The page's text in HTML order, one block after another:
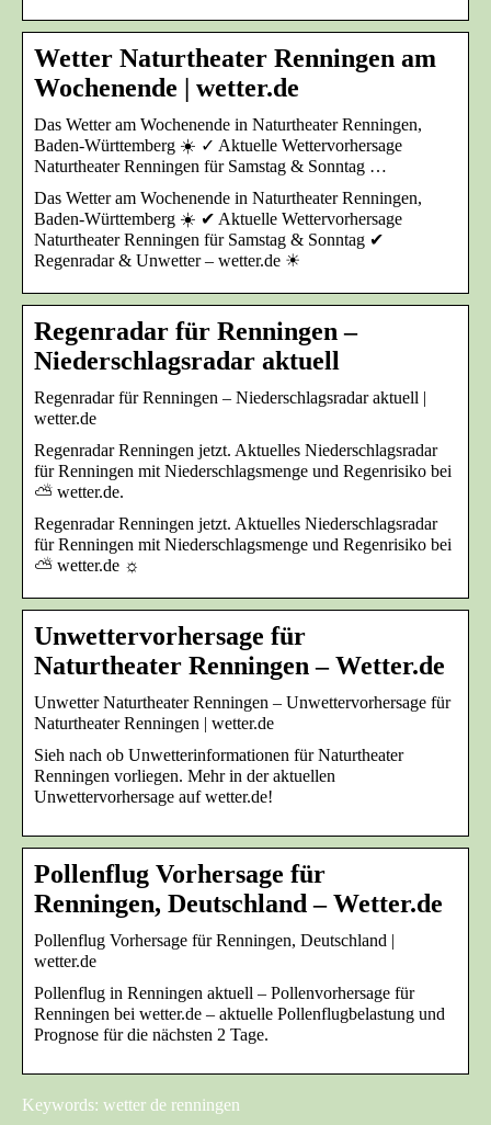
Wetter Naturtheater Renningen am
Wochenende | wetter.de
Das Wetter am Wochenende in Naturtheater Renningen,
Baden-Württemberg ☀️ ✓ Aktuelle Wettervorhersage
Naturtheater Renningen für Samstag & Sonntag …
Das Wetter am Wochenende in Naturtheater Renningen,
Baden-Württemberg ☀️ ✔ Aktuelle Wettervorhersage
Naturtheater Renningen für Samstag & Sonntag ✔
Regenradar & Unwetter – wetter.de ☀
Regenradar für Renningen –
Niederschlagsradar aktuell
Regenradar für Renningen – Niederschlagsradar aktuell |
wetter.de
Regenradar Renningen jetzt. Aktuelles Niederschlagsradar
für Renningen mit Niederschlagsmenge und Regenrisiko bei
⛅ wetter.de.
Regenradar Renningen jetzt. Aktuelles Niederschlagsradar
für Renningen mit Niederschlagsmenge und Regenrisiko bei
⛅ wetter.de ☼
Unwettervorhersage für
Naturtheater Renningen – Wetter.de
Unwetter Naturtheater Renningen – Unwettervorhersage für
Naturtheater Renningen | wetter.de
Sieh nach ob Unwetterinformationen für Naturtheater
Renningen vorliegen. Mehr in der aktuellen
Unwettervorhersage auf wetter.de!
Pollenflug Vorhersage für
Renningen, Deutschland – Wetter.de
Pollenflug Vorhersage für Renningen, Deutschland |
wetter.de
Pollenflug in Renningen aktuell – Pollenvorhersage für
Renningen bei wetter.de – aktuelle Pollenflugbelastung und
Prognose für die nächsten 2 Tage.
Keywords: wetter de renningen